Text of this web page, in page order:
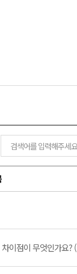
이점이 무엇인가요?